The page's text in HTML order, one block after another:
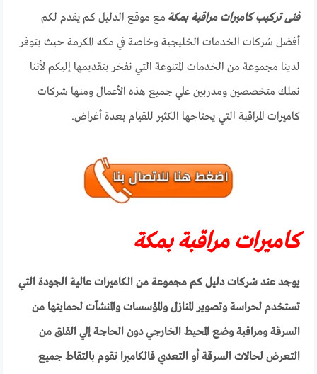
فنى تركيب كاميرات مراقبة بمكة مع موقع الدليل كم يقدم لكم
أفضل شركات الخدمات الخليجية وخاصة في مكه المكرمة حيث يتوفر
لدينا مجموعة من الخدمات المتنوعة التي نفخر بتقديمها إليكم لأننا
نملك متخصصين ومدربين علي جميع هذه الأعمال ومنها شركات
كاميرات المراقبة التي يحتاجها الكثير للقيام بعدة أغراض.
كاميرات مراقبة بمكة
يوجد عند شركات دليل كم مجموعة من الكاميرات عالية الجودة التي
تستخدم لحراسة وتصوير المنازل والمؤسسات والمنشآت لحمايتها من
السرقة ومراقبة وضع المحيط الخارجي دون الحاجة إلي القلق من
التعرض لحالات السرقة أو التعدي فالكاميرا تقوم بالتقاط جميع